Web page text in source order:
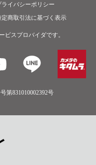
ライバシーポリシー
定商取引法に基づく表示
スプロバイダです。
第831010002392号